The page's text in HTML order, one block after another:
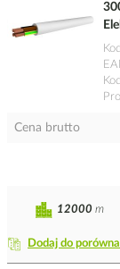
Kod
Cena brutto
Dodaj do
12000 m